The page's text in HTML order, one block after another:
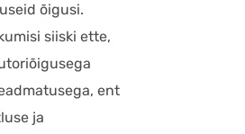
õigusi.
siiski ette,
ent
ja